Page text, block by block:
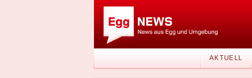
AKTUELL